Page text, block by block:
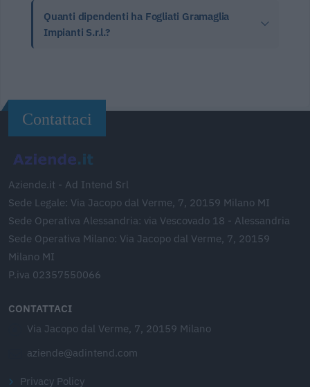
Quanti dipendenti ha Fogliati Gramaglia
Impianti S.r.l.?
Contattaci
Aziende.it - Ad Intend Srl
Sede Legale: Via Jacopo dal Verme, 7, 20159 Milano MI
Sede Operativa Alessandria: via Vescovado 18 - Alessandria
Sede Operativa Milano: Via Jacopo dal Verme, 7, 20159
Milano MI
P.iva 02357550066
CONTATTACI
Via Jacopo dal Verme, 7, 20159 Milano
aziende@adintend.com
Privacy Policy